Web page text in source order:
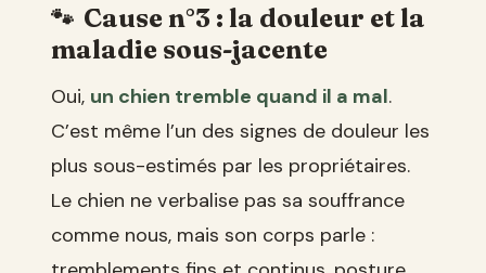
Cause n°3 : la douleur et la
maladie sous-jacente
Oui, un chien tremble quand il a mal.
C’est même l’un des signes de douleur les
plus sous-estimés par les propriétaires.
Le chien ne verbalise pas sa souffrance
comme nous, mais son corps parle :